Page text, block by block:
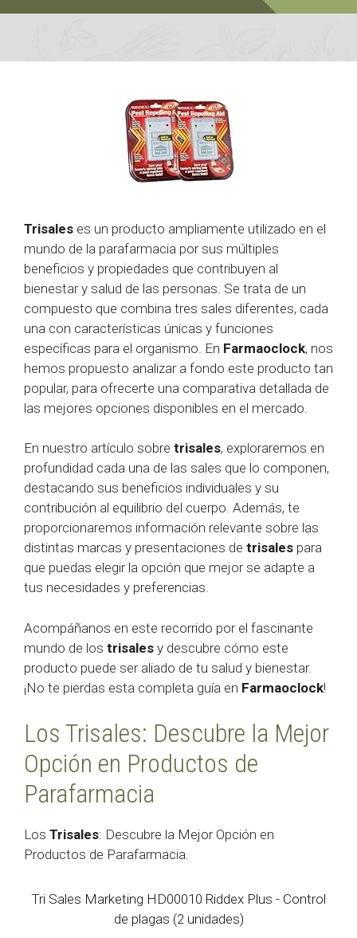
Trisales es un producto ampliamente utilizado en el
mundo de la parafarmacia por sus múltiples
beneficios y propiedades que contribuyen al
bienestar y salud de las personas. Se trata de un
compuesto que combina tres sales diferentes, cada
una con características únicas y funciones
específicas para el organismo. En Farmaoclock, nos
hemos propuesto analizar a fondo este producto tan
popular, para ofrecerte una comparativa detallada de
las mejores opciones disponibles en el mercado.
En nuestro artículo sobre trisales, exploraremos en
profundidad cada una de las sales que lo componen,
destacando sus beneficios individuales y su
contribución al equilibrio del cuerpo. Además, te
proporcionaremos información relevante sobre las
distintas marcas y presentaciones de trisales para
que puedas elegir la opción que mejor se adapte a
tus necesidades y preferencias.
Acompáñanos en este recorrido por el fascinante
mundo de los trisales y descubre cómo este
producto puede ser aliado de tu salud y bienestar.
¡No te pierdas esta completa guía en Farmaoclock!
Los Trisales: Descubre la Mejor
Opción en Productos de
Parafarmacia
Los Trisales: Descubre la Mejor Opción en
Productos de Parafarmacia.
Tri Sales Marketing HD00010 Riddex Plus - Control
de plagas (2 unidades)